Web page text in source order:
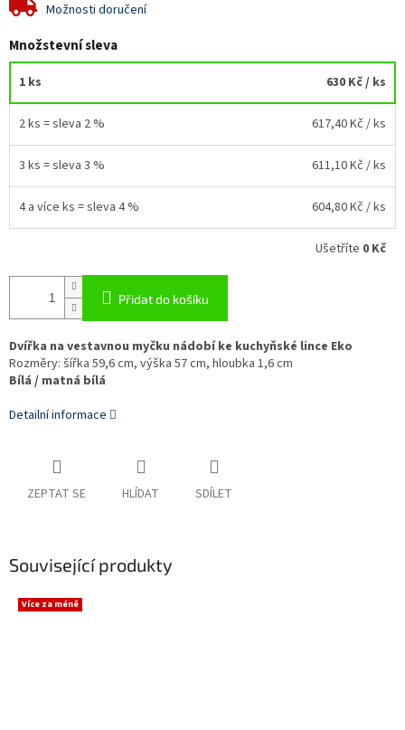
Možnosti doručení
Množstevní sleva
1 ks 630 Kč/ ks
2 ks = sleva 2 % 617,40 Kč / ks
3 ks = sleva 3 % 611,10 Kč / ks
4 a více ks = sleva 4 % 604,80 Kč / ks
Ušetříte 0 Kč
Přidat do košíku
Dvířka na vestavnou myčku nádobí ke kuchyňské lince Eko
Rozměry: šířka 59,6 cm, výška 57 cm, hloubka 1,6 cm
Bílá / matná bílá
Detailní informace
ZEPTAT SE HLÍDAT SDÍLET
Související produkty
Více za méně